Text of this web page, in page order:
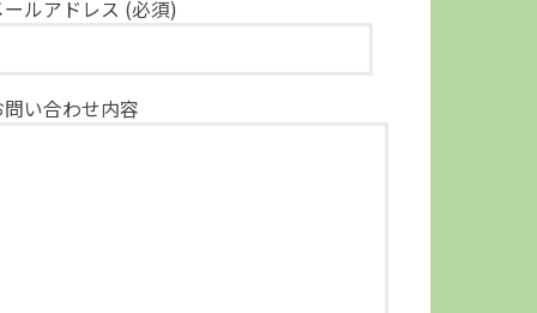
ルアドレス (必須)
い合わせ内容